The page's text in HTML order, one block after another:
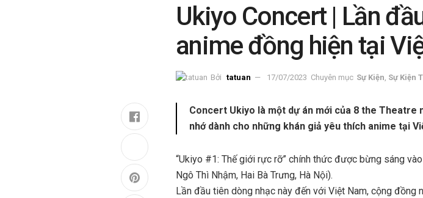
Ukiyo Concert | Lần
anime đồng hiện tại
Bởi tatuan 17/07/2023 Chuyên mục Sự Kiện Sự Kiện
Concert Ukiyo là một dự án mới của 8 the Theatre
nhớ dành cho những khán giả yêu thích anime tại
“Ukiyo #1: Thế giới rực rỡ” chính thức được bừng sáng
Ngô Thì Nhậm, Hai Bà Trưng, Hà Nội).
Lần đầu tiên dòng nhạc này đến với Việt Nam, cộng